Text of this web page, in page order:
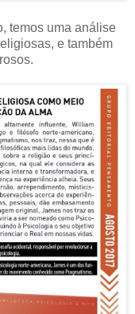
temos uma análise
e também